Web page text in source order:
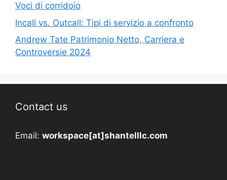
Voci di corridoio
Incall vs. Outcall: Tipi di servizio a confronto
Andrew Tate Patrimonio Netto, Carriera e
Controversie 2024
Contact us
Email: workspace[at]shantelllc.com